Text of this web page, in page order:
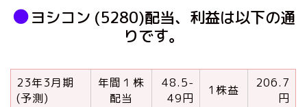
●ヨシコン (5280)配当、利益は以下の通
りです。
23年3月期
(予測)
年間１株
配当
48.5-
49円
1株益
206.7
円